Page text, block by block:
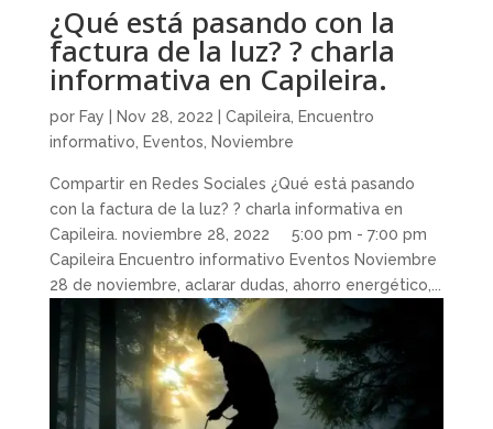
¿Qué está pasando con la
factura de la luz? ? charla
informativa en Capileira.
por Fay Nov 28, 2022 Capileira, Encuentro
informativo
Eventos Noviembre
Compartir en Redes Sociales ¿Qué está pasando
con la factura de la luz? ? charla informativa en
Capileira. noviembre 28, 2022 5:00 pm - 7:00 pm
Capileira Encuentro informativo Eventos Noviembre
28 de noviembre, aclarar dudas, ahorro energético,...